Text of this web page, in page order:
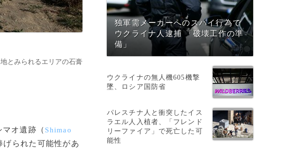
とみられるエリアの石膏
オ遺跡（ Shimao
げられた可能性があ
独軍需メーカーへのスパイ行為で
ウクライナ人逮捕 「破壊工作の準
備」
ウクライナの無人機605機撃
墜、ロシア国防省
パレスチナ人と衝突したイス
ラエル人入植者、「フレンド
リーファイア」で死亡した可
能性